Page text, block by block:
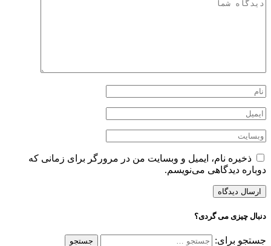
ذخیره نام، ایمیل و وبسایت من در مرورگر برای زمانی که
دوباره دیدگاهی می‌نویسم.
دنبال چیزی می گردی؟
جستجو برای: